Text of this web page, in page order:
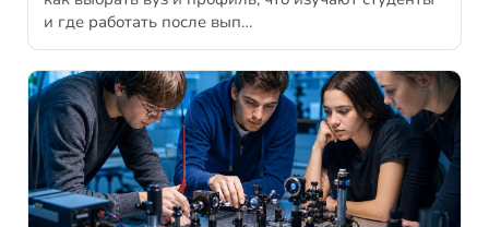
и где работать после вып…